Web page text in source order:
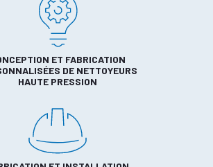
ET FABRICATION
DE NETTOYEURS
HAUTE PRESSION